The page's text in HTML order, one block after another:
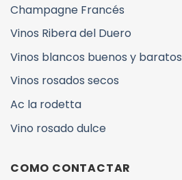
Champagne Francés
Vinos Ribera del Duero
Vinos blancos buenos y baratos
Vinos rosados secos
Ac la rodetta
Vino rosado dulce
COMO CONTACTAR